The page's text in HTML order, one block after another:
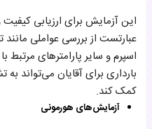
این آزمایش برای ارزیابی
عبارتست از بررسی عواملی
اسپرم و سایر پارامترهای
بارداری برای آقایان می‌تواند
کمک کند.
آزمایش‌های هورمونی